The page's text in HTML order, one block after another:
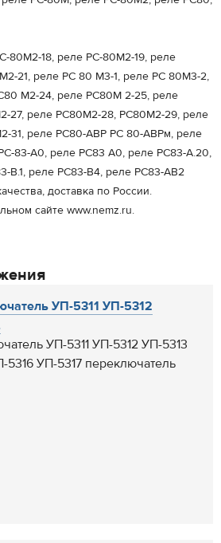
80М2-18, реле РС-80М2-19, реле
21, реле РС 80 М3-1, реле РС 80М3-2,
М2-24, реле РС80М 2-25, реле
27, реле РС80М2-28, РС80М2-29, реле
31, реле РС80-АВР РС 80-АВРм, реле
83-А0, реле РС83 А0, реле РС83-А.20,
В.1, реле РС83-В4, реле РС83-АВ2
доставка по России.
сайте www.nemz.ru.
УП-5311 УП-5312
УП-5311 УП-5312 УП-5313
УП-5317 переключатель